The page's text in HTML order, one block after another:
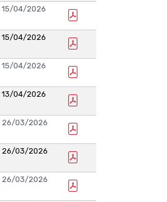
15/04/2026
15/04/2026
15/04/2026
13/04/2026
26/03/2026
26/03/2026
26/03/2026